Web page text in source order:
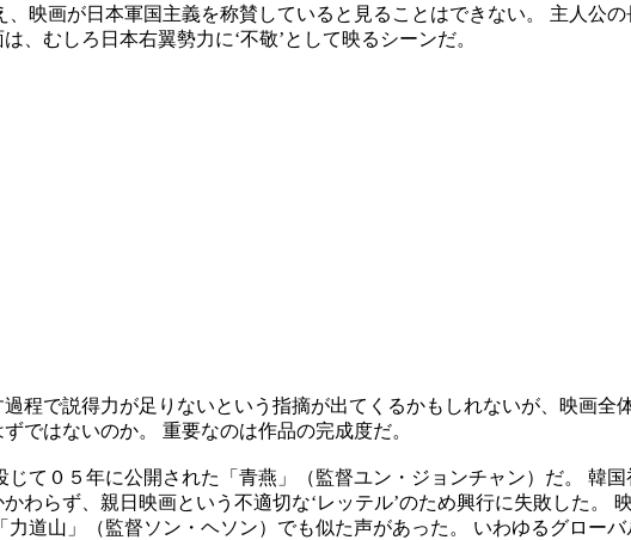
映画が日本軍国主義を称賛していると見ることはできない。 主人公
、むしろ日本右翼勢力に‘不敬’として映るシーンだ。
程で説得力が足りないという指摘が出てくるかもしれないが、映画
ではないのか。 重要なのは作品の完成度だ。
て０５年に公開された「青燕」（監督ユン・ジョンチャン）だ。 韓
わらず、親日映画という不適切な‘レッテル’のため興行に失敗した。
道山」（監督ソン・ヘソン）でも似た声があった。 いわゆるグロー